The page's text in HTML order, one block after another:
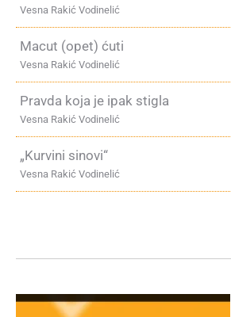
Vesna Rakić Vodinelić
Macut (opet) ćuti
Vesna Rakić Vodinelić
Pravda koja je ipak stigla
Vesna Rakić Vodinelić
„Kurvini sinovi“
Vesna Rakić Vodinelić